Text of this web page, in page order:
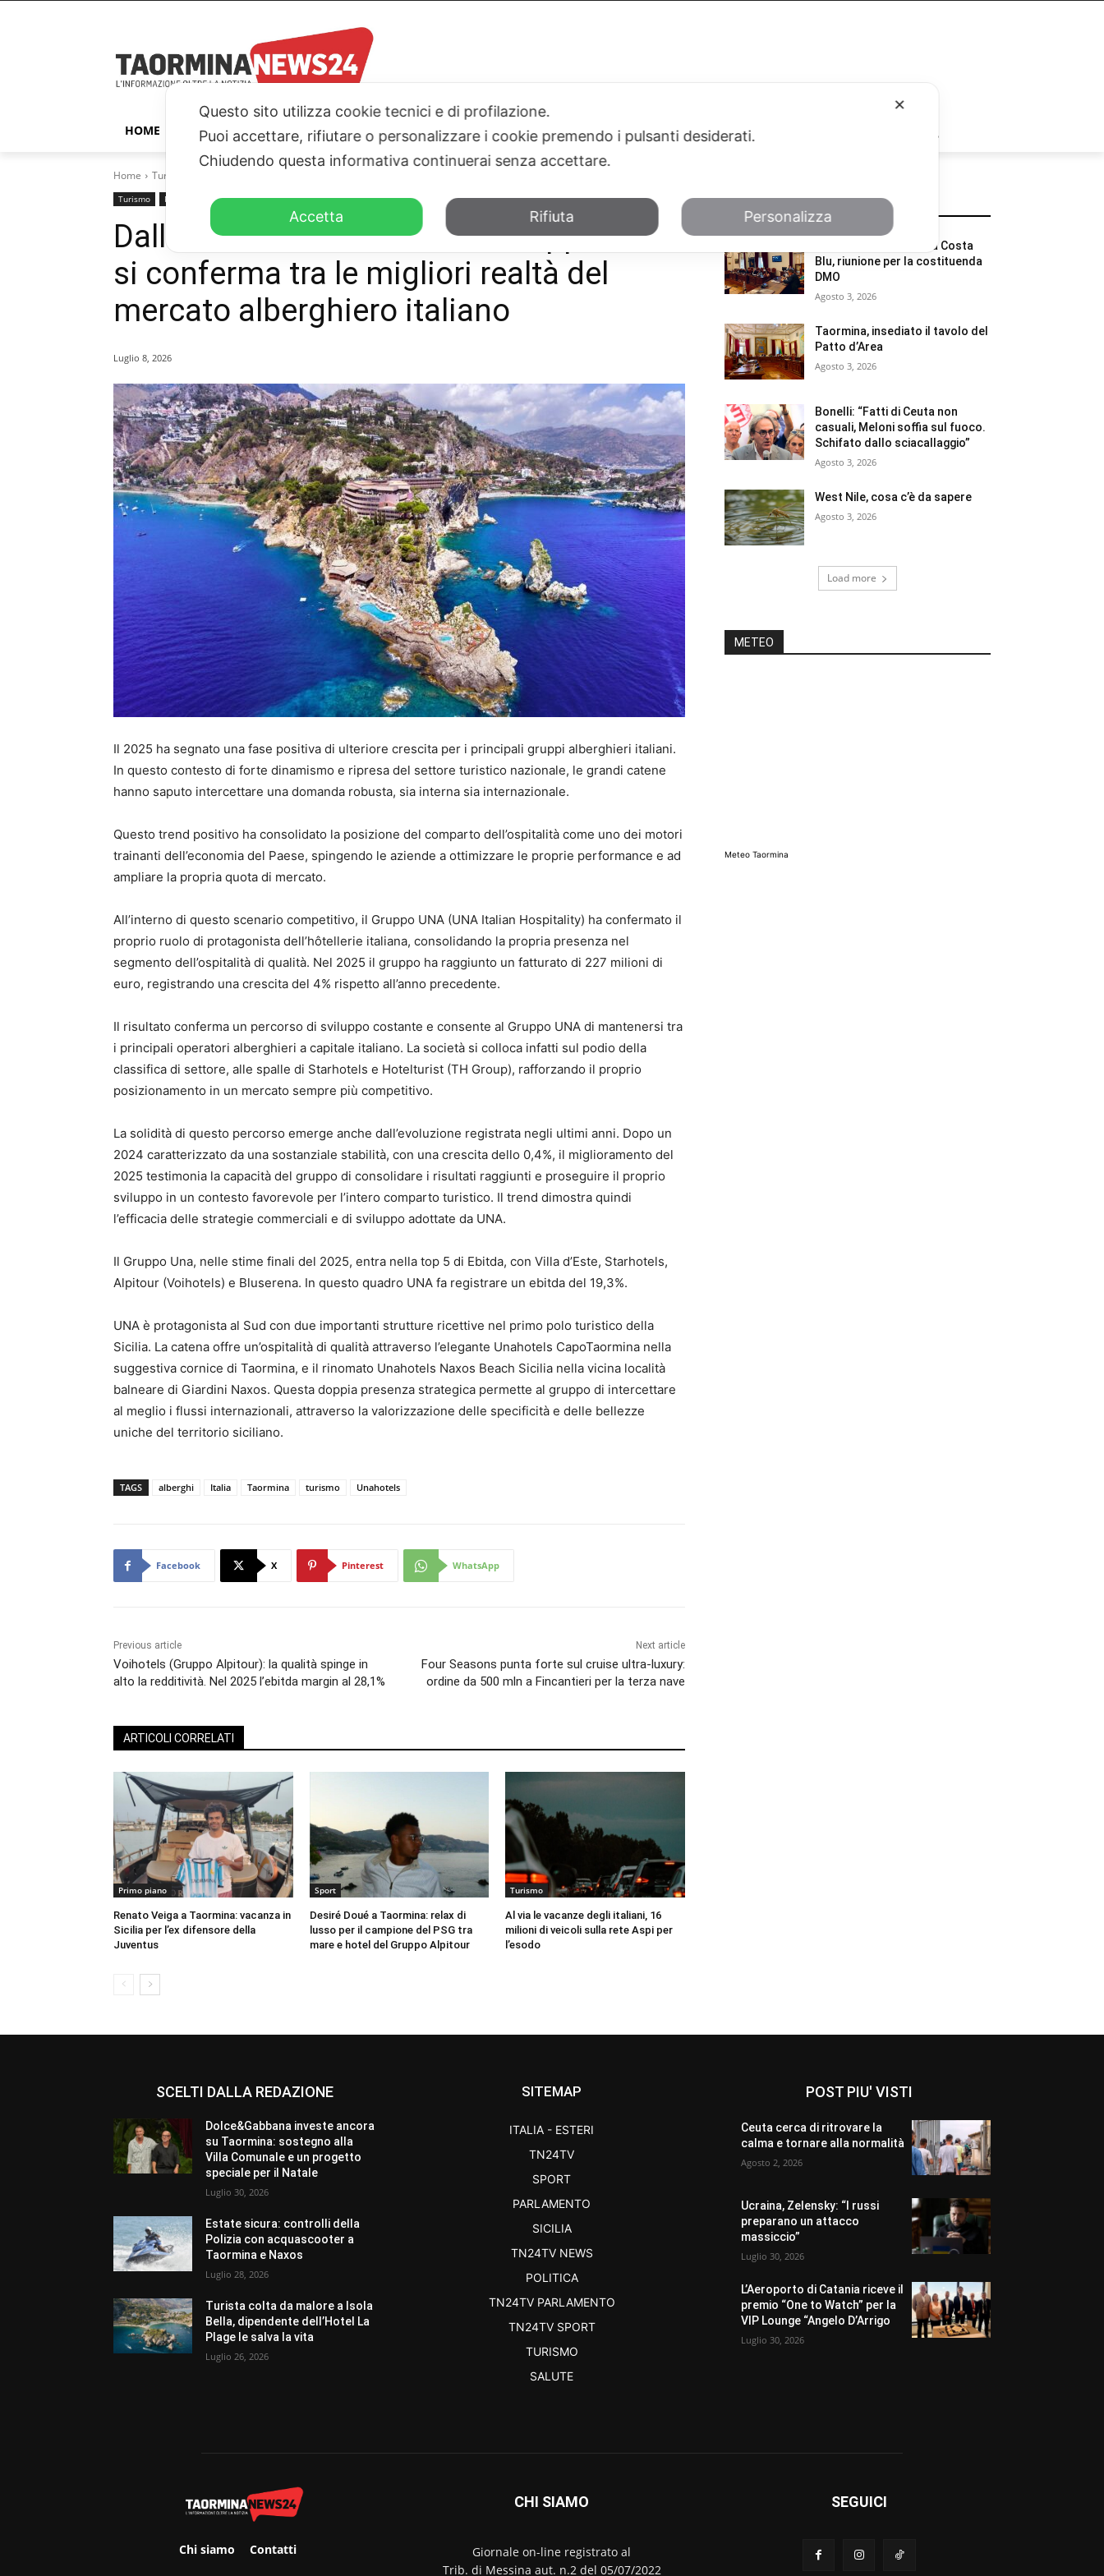
HOME TAORMINA ITALIA – ESTERI PARLAMENTO SICILIA SALUTE SPORT TN24TV
Home Turismo
Turismo Primo piano
Dalla stabilità alla crescita: Gruppo UNA
si conferma tra le migliori realtà del
mercato alberghiero italiano
Luglio 8, 2026
Il 2025 ha segnato una fase positiva di ulteriore crescita per i principali gruppi alberghieri italiani.
In questo contesto di forte dinamismo e ripresa del settore turistico nazionale, le grandi catene
hanno saputo intercettare una domanda robusta, sia interna sia internazionale.
Questo trend positivo ha consolidato la posizione del comparto dell’ospitalità come uno dei motori
trainanti dell’economia del Paese, spingendo le aziende a ottimizzare le proprie performance e ad
ampliare la propria quota di mercato.
All’interno di questo scenario competitivo, il Gruppo UNA (UNA Italian Hospitality) ha confermato il
proprio ruolo di protagonista dell’hôtellerie italiana, consolidando la propria presenza nel
segmento dell’ospitalità di qualità. Nel 2025 il gruppo ha raggiunto un fatturato di 227 milioni di
euro, registrando una crescita del 4% rispetto all’anno precedente.
Il risultato conferma un percorso di sviluppo costante e consente al Gruppo UNA di mantenersi tra
i principali operatori alberghieri a capitale italiano. La società si colloca infatti sul podio della
classifica di settore, alle spalle di Starhotels e Hotelturist (TH Group), rafforzando il proprio
posizionamento in un mercato sempre più competitivo.
La solidità di questo percorso emerge anche dall’evoluzione registrata negli ultimi anni. Dopo un
2024 caratterizzato da una sostanziale stabilità, con una crescita dello 0,4%, il miglioramento del
2025 testimonia la capacità del gruppo di consolidare i risultati raggiunti e proseguire il proprio
sviluppo in un contesto favorevole per l’intero comparto turistico. Il trend dimostra quindi
l’efficacia delle strategie commerciali e di sviluppo adottate da UNA.
Il Gruppo Una, nelle stime finali del 2025, entra nella top 5 di Ebitda, con Villa d’Este, Starhotels,
Alpitour (Voihotels) e Bluserena. In questo quadro UNA fa registrare un ebitda del 19,3%.
UNA è protagonista al Sud con due importanti strutture ricettive nel primo polo turistico della
Sicilia. La catena offre un’ospitalità di qualità attraverso l’elegante Unahotels CapoTaormina nella
suggestiva cornice di Taormina, e il rinomato Unahotels Naxos Beach Sicilia nella vicina località
balneare di Giardini Naxos. Questa doppia presenza strategica permette al gruppo di intercettare
al meglio i flussi internazionali, attraverso la valorizzazione delle specificità e delle bellezze
uniche del territorio siciliano.
TAGS alberghi Italia Taormina turismo Unahotels
Facebook X Pinterest WhatsApp
Previous article
Voihotels (Gruppo Alpitour): la qualità spinge in
alto la redditività. Nel 2025 l’ebitda margin al 28,1%
Next article
Four Seasons punta forte sul cruise ultra-luxury:
ordine da 500 mln a Fincantieri per la terza nave
ARTICOLI CORRELATI
Primo piano
Renato Veiga a Taormina: vacanza in
Sicilia per l’ex difensore della
Juventus
Sport
Desiré Doué a Taormina: relax di
lusso per il campione del PSG tra
mare e hotel del Gruppo Alpitour
Turismo
Al via le vacanze degli italiani, 16
milioni di veicoli sulla rete Aspi per
l’esodo
Taormina, Messina e la Costa
Blu, riunione per la costituenda
DMO
Agosto 3, 2026
Taormina, insediato il tavolo del
Patto d’Area
Agosto 3, 2026
Bonelli: “Fatti di Ceuta non
casuali, Meloni soffia sul fuoco.
Schifato dallo sciacallaggio”
Agosto 3, 2026
West Nile, cosa c’è da sapere
Agosto 3, 2026
Load more
METEO
Meteo Taormina
SCELTI DALLA REDAZIONE
Dolce&Gabbana investe ancora
su Taormina: sostegno alla
Villa Comunale e un progetto
speciale per il Natale
Luglio 30, 2026
Estate sicura: controlli della
Polizia con acquascooter a
Taormina e Naxos
Luglio 28, 2026
Turista colta da malore a Isola
Bella, dipendente dell’Hotel La
Plage le salva la vita
Luglio 26, 2026
SITEMAP
ITALIA - ESTERI
TN24TV
SPORT
PARLAMENTO
SICILIA
TN24TV NEWS
POLITICA
TN24TV PARLAMENTO
TN24TV SPORT
TURISMO
SALUTE
POST PIU' VISTI
Ceuta cerca di ritrovare la
calma e tornare alla normalità
Agosto 2, 2026
Ucraina, Zelensky: “I russi
preparano un attacco
massiccio”
Luglio 30, 2026
L’Aeroporto di Catania riceve il
premio “One to Watch” per la
VIP Lounge “Angelo D’Arrigo
Luglio 30, 2026
Chi siamo Contatti
CHI SIAMO
Giornale on-line registrato al
Trib. di Messina aut. n.2 del 05/07/2022
SEGUICI
✕
Questo sito utilizza cookie tecnici e di profilazione.
Puoi accettare, rifiutare o personalizzare i cookie premendo i pulsanti desiderati.
Chiudendo questa informativa continuerai senza accettare.
Accetta Rifiuta Personalizza